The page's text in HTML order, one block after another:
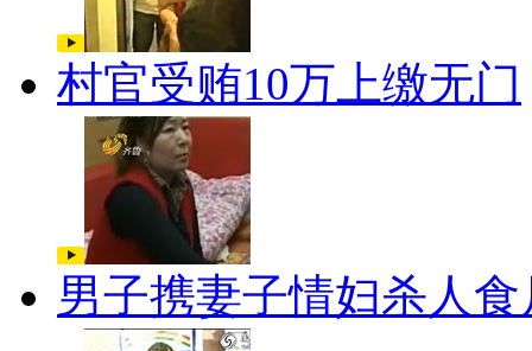
村官受贿10万上缴无门
男子携妻子情妇杀人食